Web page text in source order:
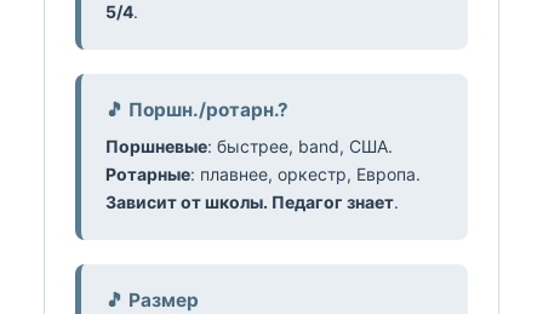
5/4.
🎵 Поршн./ротарн.?
Поршневые: быстрее, band, США.
Ротарные: плавнее, оркестр, Европа.
Зависит от школы. Педагог знает.
🎵 Размер